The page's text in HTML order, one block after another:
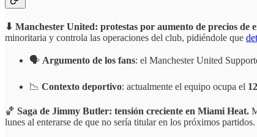
⬇ Manchester United: protestas por aumento de precios de
minoritaria y controla las operaciones del club, pidiéndole que
🗣️ Argumento de los fans: el Manchester United
📉 Contexto deportivo: actualmente el equipo ocupa el
🏀 Saga de Jimmy Butler: tensión creciente en Miami Heat.
lunes al enterarse de que no sería titular en los próximos partidos.